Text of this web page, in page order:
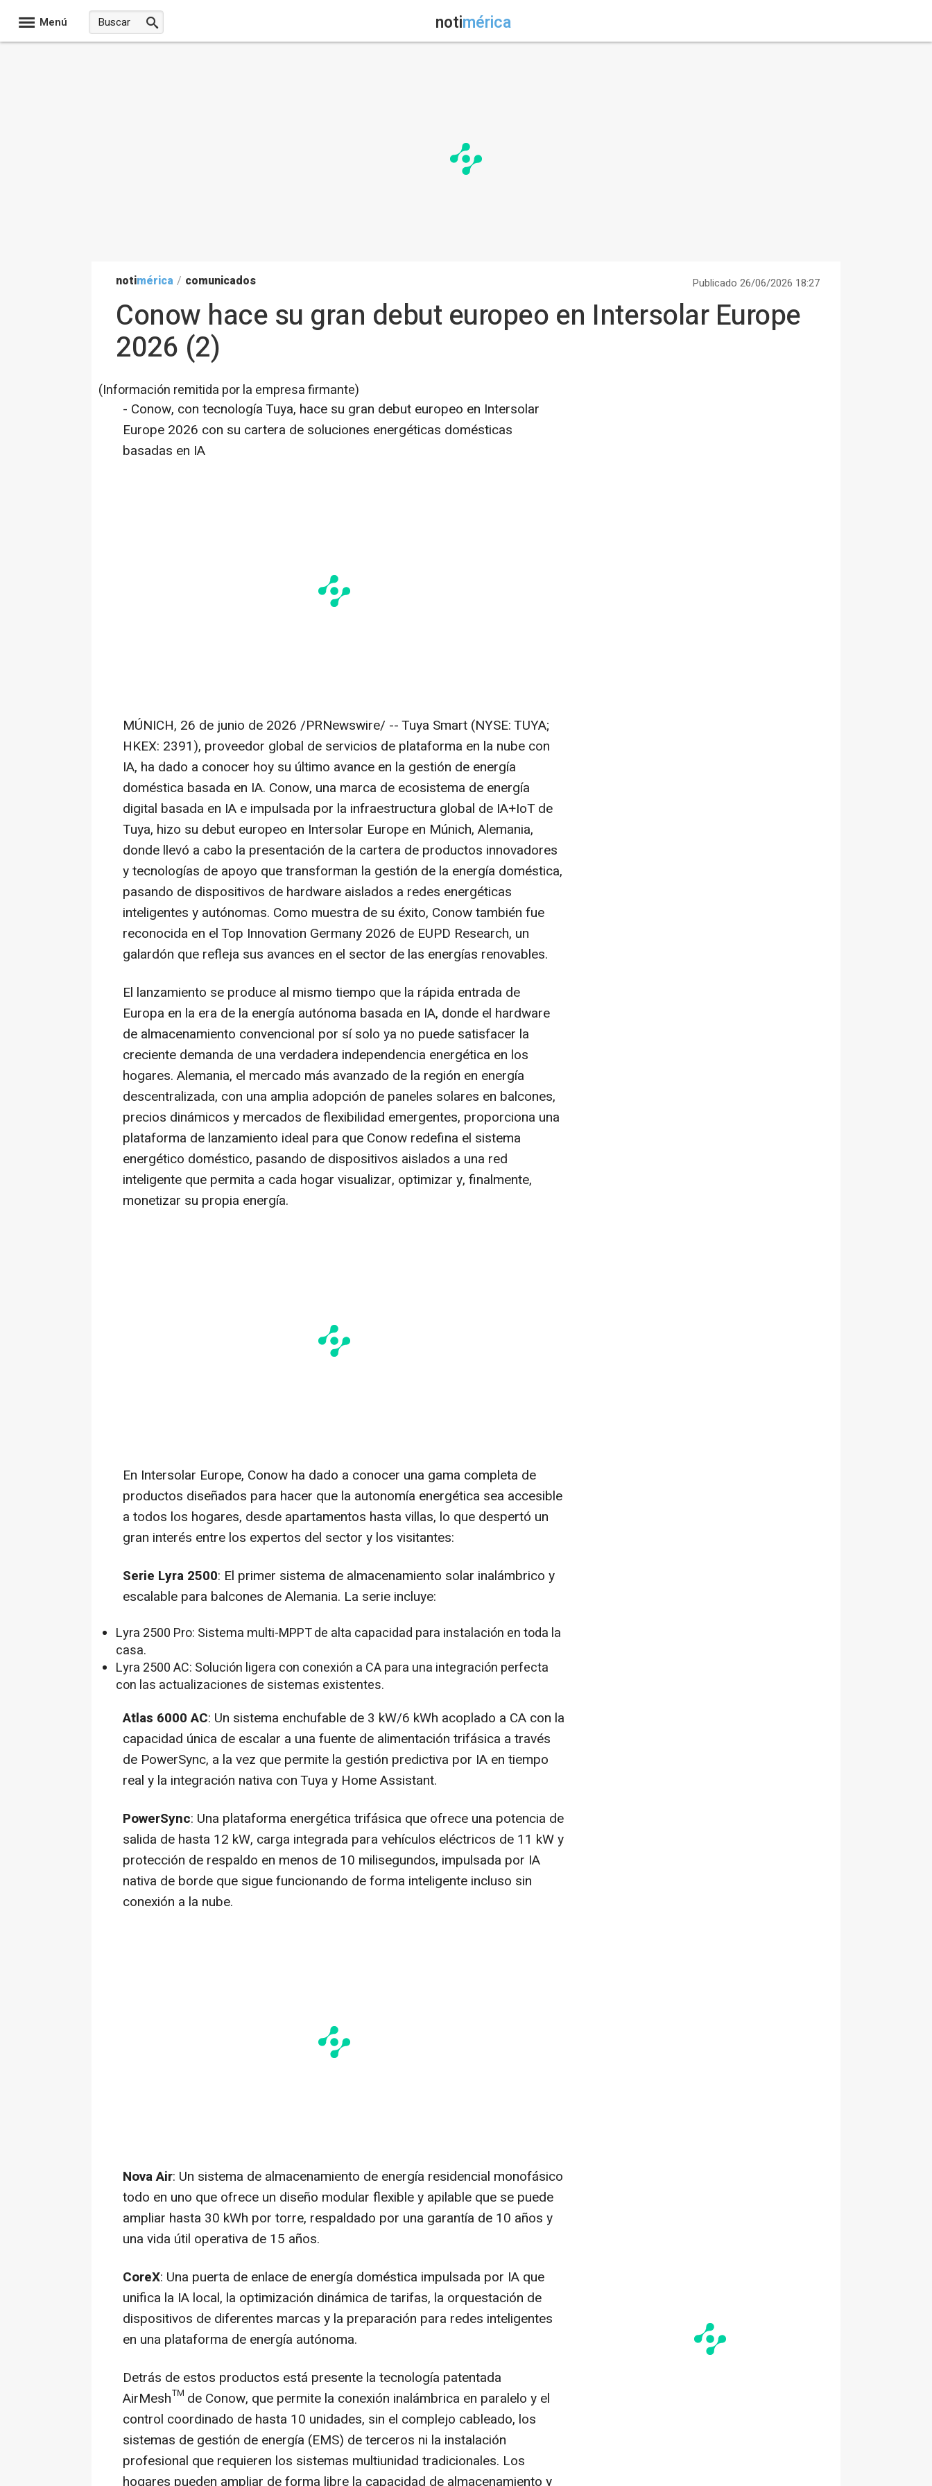
Menú notimérica
notimérica / comunicados Publicado 26/06/2026 18:27
Conow hace su gran debut europeo en Intersolar Europe
2026 (2)
(Información remitida por la empresa firmante)
- Conow, con tecnología Tuya, hace su gran debut europeo en Intersolar
Europe 2026 con su cartera de soluciones energéticas domésticas
basadas en IA
MÚNICH, 26 de junio de 2026 /PRNewswire/ -- Tuya Smart (NYSE: TUYA;
HKEX: 2391), proveedor global de servicios de plataforma en la nube con
IA, ha dado a conocer hoy su último avance en la gestión de energía
doméstica basada en IA. Conow, una marca de ecosistema de energía
digital basada en IA e impulsada por la infraestructura global de IA+IoT de
Tuya, hizo su debut europeo en Intersolar Europe en Múnich, Alemania,
donde llevó a cabo la presentación de la cartera de productos innovadores
y tecnologías de apoyo que transforman la gestión de la energía doméstica,
pasando de dispositivos de hardware aislados a redes energéticas
inteligentes y autónomas. Como muestra de su éxito, Conow también fue
reconocida en el Top Innovation Germany 2026 de EUPD Research, un
galardón que refleja sus avances en el sector de las energías renovables.
El lanzamiento se produce al mismo tiempo que la rápida entrada de
Europa en la era de la energía autónoma basada en IA, donde el hardware
de almacenamiento convencional por sí solo ya no puede satisfacer la
creciente demanda de una verdadera independencia energética en los
hogares. Alemania, el mercado más avanzado de la región en energía
descentralizada, con una amplia adopción de paneles solares en balcones,
precios dinámicos y mercados de flexibilidad emergentes, proporciona una
plataforma de lanzamiento ideal para que Conow redefina el sistema
energético doméstico, pasando de dispositivos aislados a una red
inteligente que permita a cada hogar visualizar, optimizar y, finalmente,
monetizar su propia energía.
En Intersolar Europe, Conow ha dado a conocer una gama completa de
productos diseñados para hacer que la autonomía energética sea accesible
a todos los hogares, desde apartamentos hasta villas, lo que despertó un
gran interés entre los expertos del sector y los visitantes:
Serie Lyra 2500: El primer sistema de almacenamiento solar inalámbrico y
escalable para balcones de Alemania. La serie incluye:
Lyra 2500 Pro: Sistema multi-MPPT de alta capacidad para instalación en toda la
casa.
Lyra 2500 AC: Solución ligera con conexión a CA para una integración perfecta
con las actualizaciones de sistemas existentes.
Atlas 6000 AC: Un sistema enchufable de 3 kW/6 kWh acoplado a CA con la
capacidad única de escalar a una fuente de alimentación trifásica a través
de PowerSync, a la vez que permite la gestión predictiva por IA en tiempo
real y la integración nativa con Tuya y Home Assistant.
PowerSync: Una plataforma energética trifásica que ofrece una potencia de
salida de hasta 12 kW, carga integrada para vehículos eléctricos de 11 kW y
protección de respaldo en menos de 10 milisegundos, impulsada por IA
nativa de borde que sigue funcionando de forma inteligente incluso sin
conexión a la nube.
Nova Air: Un sistema de almacenamiento de energía residencial monofásico
todo en uno que ofrece un diseño modular flexible y apilable que se puede
ampliar hasta 30 kWh por torre, respaldado por una garantía de 10 años y
una vida útil operativa de 15 años.
CoreX: Una puerta de enlace de energía doméstica impulsada por IA que
unifica la IA local, la optimización dinámica de tarifas, la orquestación de
dispositivos de diferentes marcas y la preparación para redes inteligentes
en una plataforma de energía autónoma.
Detrás de estos productos está presente la tecnología patentada
AirMesh™ de Conow, que permite la conexión inalámbrica en paralelo y el
control coordinado de hasta 10 unidades, sin el complejo cableado, los
sistemas de gestión de energía (EMS) de terceros ni la instalación
profesional que requieren los sistemas multiunidad tradicionales. Los
hogares pueden ampliar de forma libre la capacidad de almacenamiento y